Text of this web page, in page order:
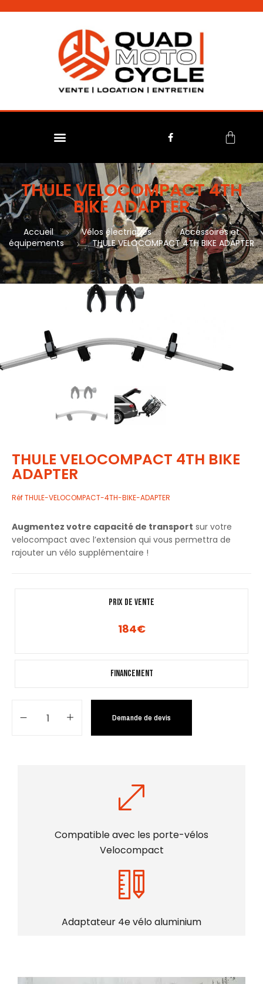
No menu assigned
THULE VELOCOMPACT 4TH
BIKE ADAPTER
Accueil Vélos électriques
Accessoires et
équipements
THULE VELOCOMPACT 4TH BIKE ADAPTER
THULE VELOCOMPACT 4TH BIKE
ADAPTER
RéfTHULE-VELOCOMPACT-4TH-BIKE-ADAPTER
Augmentez votre capacité de transport sur votre
velocompact avec l’extension qui vous permettra de
rajouter un vélo supplémentaire !
PRIX DE VENTE
184€
Financement
Demande de devis
Compatible avec les porte-vélos
Velocompact
Adaptateur 4e vélo aluminium